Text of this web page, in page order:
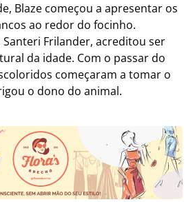
Blaze começou a apresentar os
ao redor do focinho.
Frilander, acreditou ser
da idade. Com o passar do
começaram a tomar o
o dono do animal.